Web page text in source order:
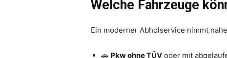
Welche Fahrzeuge
Ein moderner Abholservice nimmt
🚗 Pkw ohne TÜV oder mit